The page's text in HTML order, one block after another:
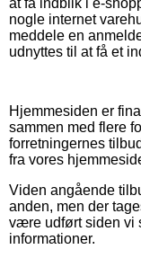
nogle internet
meddele en
udnyttes til at få et
Hjemmesiden er
sammen med flere
forretningernes
fra vores
Viden angående
anden, men der
være udført siden vi
informationer.